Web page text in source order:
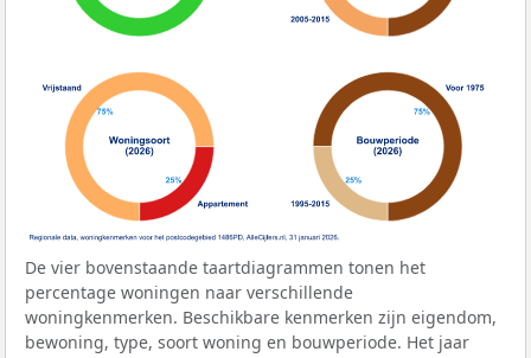
De vier bovenstaande taartdiagrammen tonen het
percentage woningen naar verschillende
woningkenmerken. Beschikbare kenmerken zijn eigendom,
bewoning, type, soort woning en bouwperiode. Het jaar